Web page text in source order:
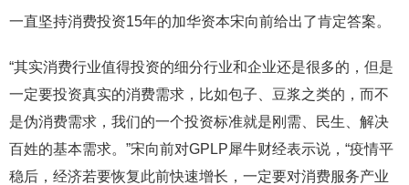
一直坚持消费投资15年的加华资本宋向前给出了肯定答案。
“其实消费行业值得投资的细分行业和企业还是很多的，但是
一定要投资真实的消费需求，比如包子、豆浆之类的，而不
是伪消费需求，我们的一个投资标准就是刚需、民生、解决
百姓的基本需求。”宋向前对GPLP犀牛财经表示说，“疫情平
稳后，经济若要恢复此前快速增长，一定要对消费服务产业